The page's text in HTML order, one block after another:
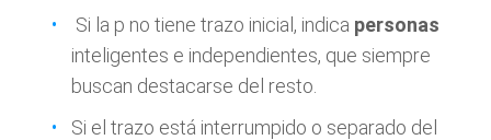
Si la p no tiene trazo inicial, indica personas
inteligentes e independientes, que siempre
buscan destacarse del resto.
Si el trazo está interrumpido o separado del